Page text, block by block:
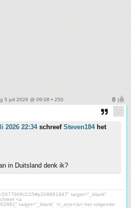
5 juli 2026 @ 09:08 • 250
2026 22:34schreef Steven184het
in Duitsland denk ik?
2677908/2/25#p208861847" target="_blank"
<a
target="_blank" >r_one</a> het volgende: